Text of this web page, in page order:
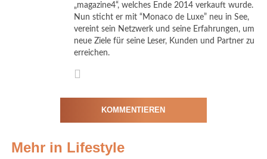
Der Wirkstoff kann auch Gefäßerkrankungen minimieren, die zu
Durchblutungsstörungen, Schlaganfall und Herzinfarkt führen.
So ist Phosphatidylcholin ein wichtiges Mittel gegen
Bewegungsmangel und schlechte Ernährung, die zu
bei Ihren Infusionen ein. Bei den Henke-Boost-Infusionen
„magazine4“, welches Ende 2014 verkauft wurde.
Nun sticht er mit “Monaco de Luxe” neu in See,
vereint sein Netzwerk und seine Erfahrungen, um
neue Ziele für seine Leser, Kunden und Partner zu
erreichen.
KOMMENTIEREN
Mehr in Lifestyle